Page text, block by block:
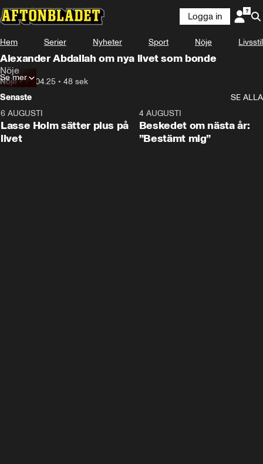
Logga in
Hem Serier Nyheter Sport Nöje Livsstil
Alexander Abdallah om nya livet som bonde
Nöje
Nöje•28.04.25 • 48 sek
Se mer
Senaste
SE ALLA
6 AUGUSTI
Lasse Holm sätter plus på
livet
4 AUGUSTI
Beskedet om nästa år:
”Bestämt mig”